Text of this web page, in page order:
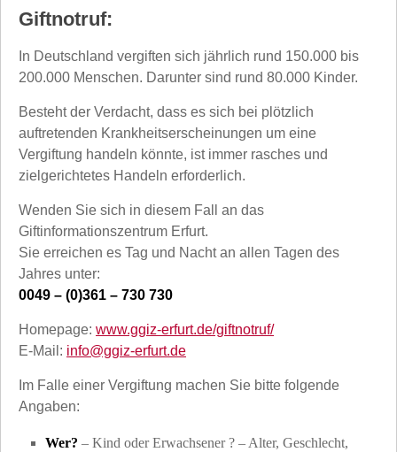
Giftnotruf:
In Deutschland vergiften sich jährlich rund 150.000 bis
200.000 Menschen. Darunter sind rund 80.000 Kinder.
Besteht der Verdacht, dass es sich bei plötzlich
auftretenden Krankheitserscheinungen um eine
Vergiftung handeln könnte, ist immer rasches und
zielgerichtetes Handeln erforderlich.
Wenden Sie sich in diesem Fall an das
Giftinformationszentrum Erfurt.
Sie erreichen es Tag und Nacht an allen Tagen des
Jahres unter:
0049 – (0)361 – 730 730
Homepage: www.ggiz-erfurt.de/giftnotruf/
E-Mail: info@ggiz-erfurt.de
Im Falle einer Vergiftung machen Sie bitte folgende
Angaben:
Wer? – Kind oder Erwachsener ? – Alter, Geschlecht,